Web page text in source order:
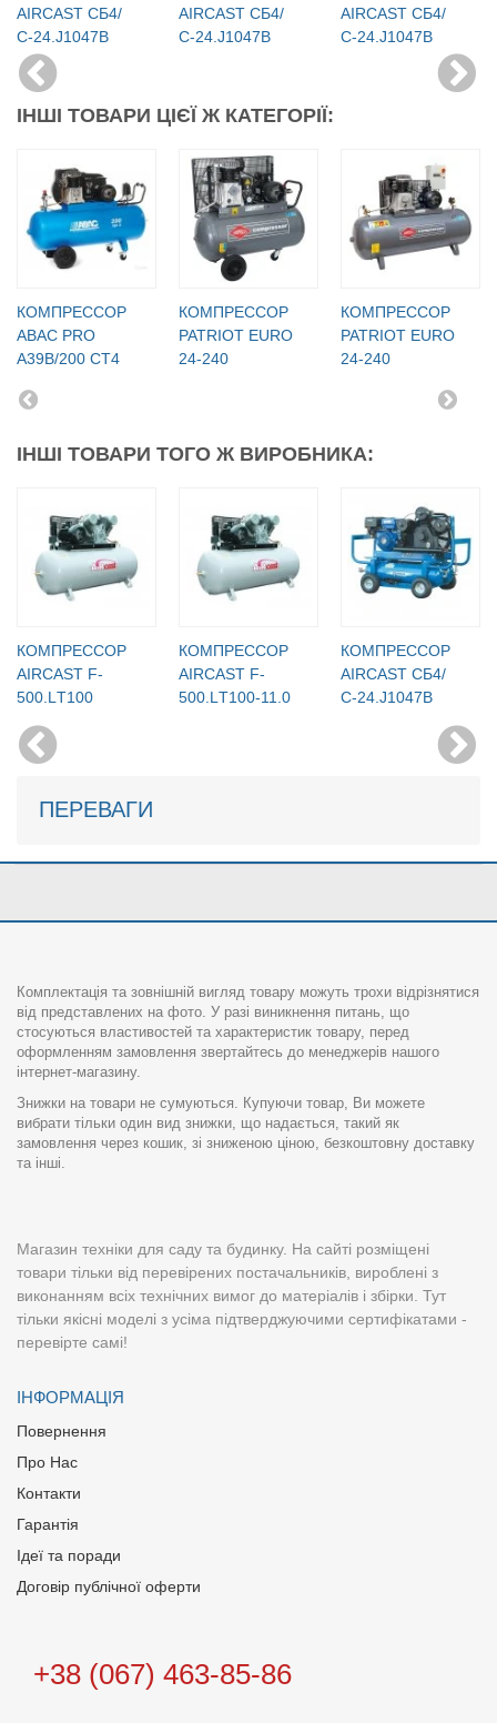
AIRCAST СБ4/
С-24.J1047B
AIRCAST СБ4/
С-24.J1047B
AIRCAST СБ4/
С-24.J1047B
ІНШІ ТОВАРИ ЦІЄЇ Ж КАТЕГОРІЇ:
КОМПРЕССОР
ABAC PRO
A39B/200 CT4
КОМПРЕССОР
PATRIOT EURO
24-240
КОМПРЕССОР
PATRIOT EURO
24-240
ІНШІ ТОВАРИ ТОГО Ж ВИРОБНИКА:
КОМПРЕССОР
AIRCAST F-
500.LТ100
КОМПРЕССОР
AIRCAST F-
500.LТ100-11.0
КОМПРЕССОР
AIRCAST СБ4/
С-24.J1047B
ПЕРЕВАГИ
Комплектація та зовнішній вигляд товару можуть трохи відрізнятися
від представлених на фото. У разі виникнення питань, що
стосуються властивостей та характеристик товару, перед
оформленням замовлення звертайтесь до менеджерів нашого
інтернет-магазину.
Знижки на товари не сумуються. Купуючи товар, Ви можете
вибрати тільки один вид знижки, що надається, такий як
замовлення через кошик, зі зниженою ціною, безкоштовну доставку
та інші.
Магазин техніки для саду та будинку. На сайті розміщені
товари тільки від перевірених постачальників, вироблені з
виконанням всіх технічних вимог до матеріалів і збірки. Тут
тільки якісні моделі з усіма підтверджуючими сертифікатами -
перевірте самі!
ІНФОРМАЦІЯ
Повернення
Про Нас
Контакти
Гарантія
Ідеї та поради
Договір публічної оферти
+38 (067) 463-85-86